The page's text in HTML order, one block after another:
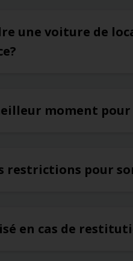
une voiture de
moment
restrictions pour
en cas de